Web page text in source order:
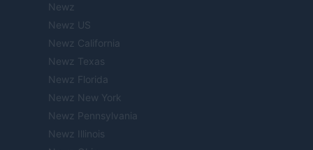
Newz
Newz US
Newz California
Newz Texas
Newz Florida
Newz New York
Newz Pennsylvania
Newz Illinois